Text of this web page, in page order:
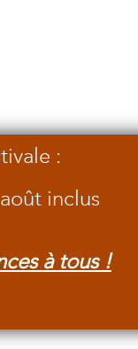
:
inclus
à tous !